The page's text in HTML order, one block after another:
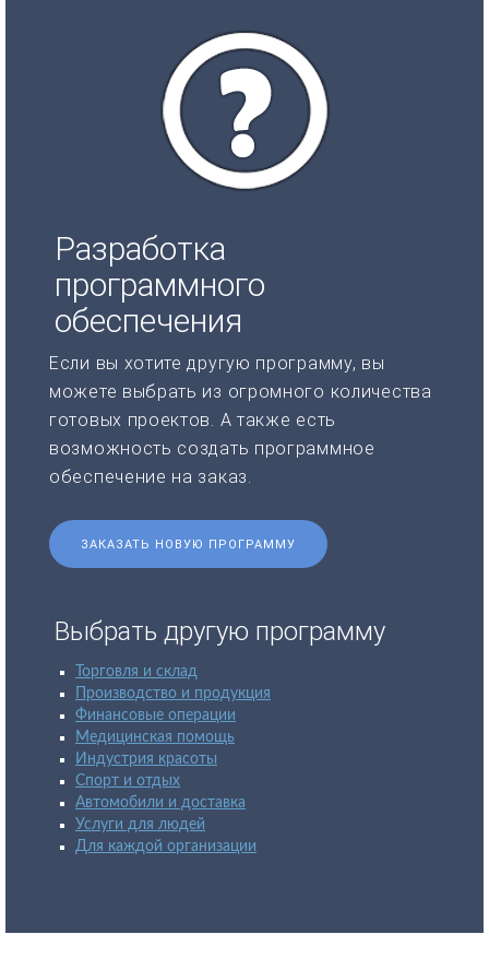
Разработка
программного
обеспечения
Если вы хотите другую программу, вы
можете выбрать из огромного количества
готовых проектов. А также есть
возможность создать программное
обеспечение на заказ.
ЗАКАЗАТЬ НОВУЮ ПРОГРАММУ
Выбрать другую программу
Торговля и склад
Производство и продукция
Финансовые операции
Медицинская помощь
Индустрия красоты
Спорт и отдых
Автомобили и доставка
Услуги для людей
Для каждой организации